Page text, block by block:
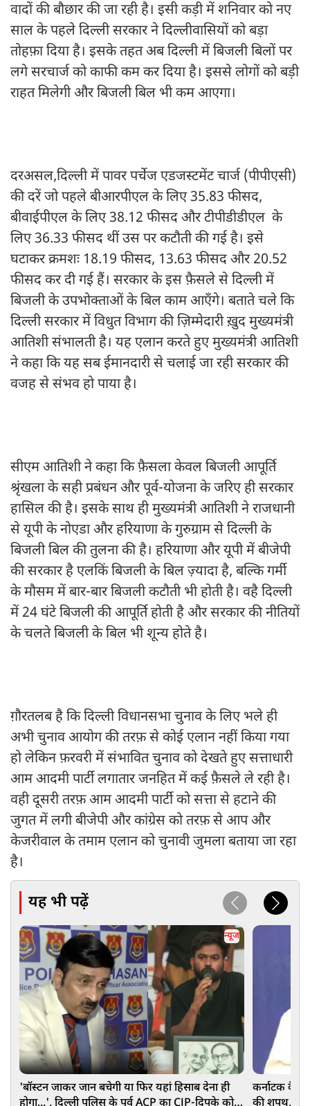
वादों की बौछार की जा रही है। इसी कड़ी में शनिवार को नए
साल के पहले दिल्ली सरकार ने दिल्लीवासियों को बड़ा
तोहफ़ा दिया है। इसके तहत अब दिल्ली में बिजली बिलों पर
लगे सरचार्ज को काफी कम कर दिया है। इससे लोगों को बड़ी
राहत मिलेगी और बिजली बिल भी कम आएगा।
दरअसल,दिल्ली में पावर पर्चेज एडजस्टमेंट चार्ज (पीपीएसी)
की दरें जो पहले बीआरपीएल के लिए 35.83 फीसद,
बीवाईपीएल के लिए 38.12 फीसद और टीपीडीडीएल के
लिए 36.33 फीसद थीं उस पर कटौती की गई है। इसे
घटाकर क्रमशः 18.19 फीसद, 13.63 फीसद और 20.52
फीसद कर दी गई हैं। सरकार के इस फ़ैसले से दिल्ली में
बिजली के उपभोक्ताओं के बिल काम आएँगे। बताते चले कि
दिल्ली सरकार में विधुत विभाग की ज़िम्मेदारी ख़ुद मुख्यमंत्री
आतिशी संभालती है। यह एलान करते हुए मुख्यमंत्री आतिशी
ने कहा कि यह सब ईमानदारी से चलाई जा रही सरकार की
वजह से संभव हो पाया है।
सीएम आतिशी ने कहा कि फ़ैसला केवल बिजली आपूर्ति
श्रृंखला के सही प्रबंधन और पूर्व-योजना के जरिए ही सरकार
हासिल की है। इसके साथ ही मुख्यमंत्री आतिशी ने राजधानी
से यूपी के नोएडा और हरियाणा के गुरुग्राम से दिल्ली के
बिजली बिल की तुलना की है। हरियाणा और यूपी में बीजेपी
की सरकार है एलकिं बिजली के बिल ज़्यादा है, बल्कि गर्मी
के मौसम में बार-बार बिजली कटौती भी होती है। वहै दिल्ली
में 24 घंटे बिजली की आपूर्ति होती है और सरकार की नीतियों
के चलते बिजली के बिल भी शून्य होते है।
ग़ौरतलब है कि दिल्ली विधानसभा चुनाव के लिए भले ही
अभी चुनाव आयोग की तरफ़ से कोई एलान नहीं किया गया
हो लेकिन फ़रवरी में संभावित चुनाव को देखते हुए सत्ताधारी
आम आदमी पार्टी लगातार जनहित में कई फ़ैसले ले रही है।
वही दूसरी तरफ़ आम आदमी पार्टी को सत्ता से हटाने की
जुगत में लगी बीजेपी और कांग्रेस को तरफ़ से आप और
केजरीवाल के तमाम एलान को चुनावी जुमला बताया जा रहा
है।
यह भी पढ़ें
न्यूज
'बॉस्टन जाकर जान बचेगी या फिर यहां हिसाब देना ही
कर्नाटक